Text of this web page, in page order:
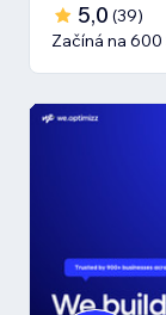
5,0 (39)
Začíná na 600